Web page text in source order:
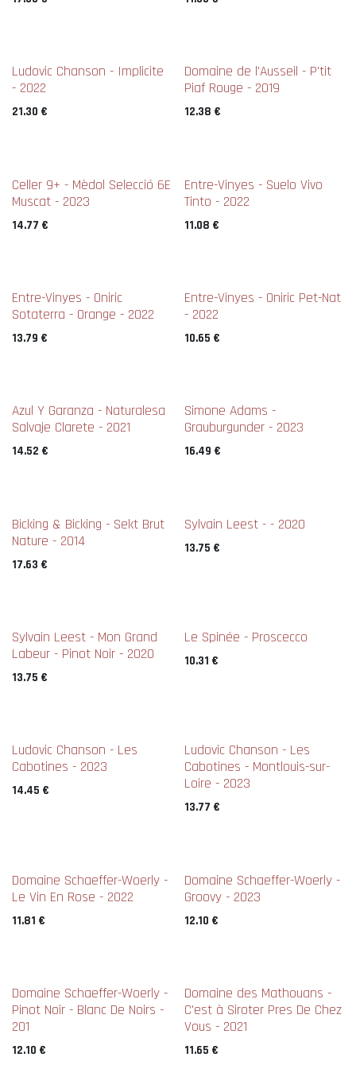
New !
Ludovic Chanson - Implicite
- 2022
21.30 €
New !
Domaine de l'Ausseil - P'tit
Piaf Rouge - 2019
12.38 €
Celler 9+ - Mèdol Selecció 6E
Muscat - 2023
14.77 €
Entre-Vinyes - Suelo Vivo
Tinto - 2022
11.08 €
Entre-Vinyes - Oniric
Sotaterra - Orange - 2022
13.79 €
Entre-Vinyes - Oniric Pet-Nat
- 2022
10.65 €
Azul Y Garanza - Naturalesa
Salvaje Clarete - 2021
14.52 €
Simone Adams -
Grauburgunder - 2023
16.49 €
Bicking & Bicking - Sekt Brut
Nature - 2014
17.63 €
Sylvain Leest - - 2020
13.75 €
Sylvain Leest - Mon Grand
Labeur - Pinot Noir - 2020
13.75 €
Le Spinée - Proscecco
10.31 €
Ludovic Chanson - Les
Cabotines - 2023
14.45 €
Ludovic Chanson - Les
Cabotines - Montlouis-sur-
Loire - 2023
13.77 €
Domaine Schaeffer-Woerly -
Le Vin En Rose - 2022
11.81 €
Domaine Schaeffer-Woerly -
Groovy - 2023
12.10 €
Domaine Schaeffer-Woerly -
Pinot Noir - Blanc De Noirs -
201
12.10 €
Domaine des Mathouans -
C'est à Siroter Pres De Chez
Vous - 2021
11.65 €